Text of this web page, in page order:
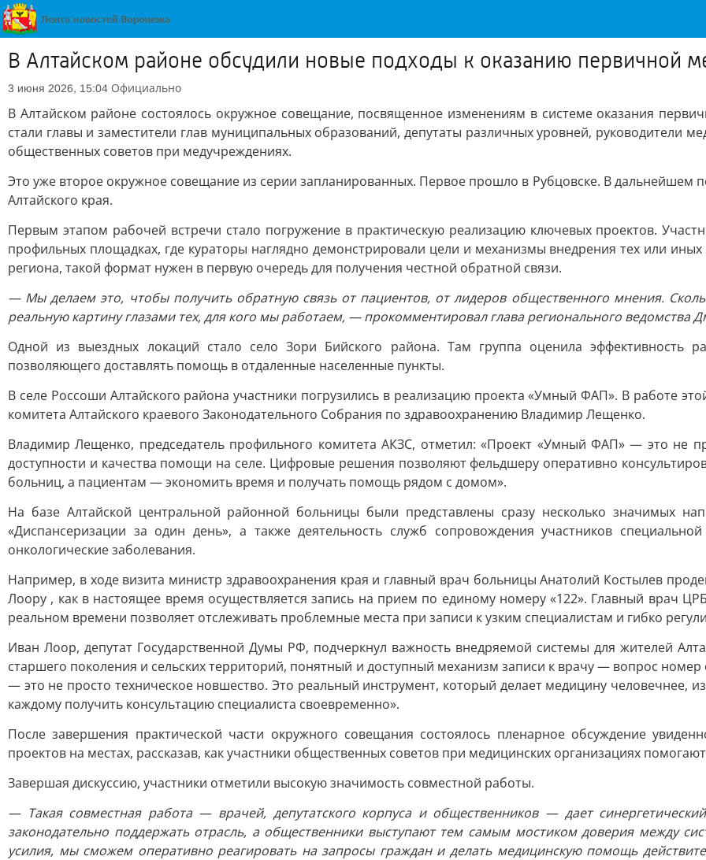
В Алтайском районе обсудили новые подходы к оказанию первичной
3 июня 2026, 15:04 Официально
В Алтайском районе состоялось окружное совещание, посвященное изменениям в системе оказания
стали главы и заместители глав муниципальных образований, депутаты различных уровней, руководители
общественных советов при медучреждениях.
Это уже второе окружное совещание из серии запланированных. Первое прошло в Рубцовске. В дальнейшем
Алтайского края.
Первым этапом рабочей встречи стало погружение в практическую реализацию ключевых проектов.
профильных площадках, где кураторы наглядно демонстрировали цели и механизмы внедрения тех или
региона, такой формат нужен в первую очередь для получения честной обратной связи.
— Мы делаем это, чтобы получить обратную связь от пациентов, от лидеров общественного мнения.
реальную картину глазами тех, для кого мы работаем, — прокомментировал глава регионального ведомства
Одной из выездных локаций стало село Зори Бийского района. Там группа оценила эффективность
позволяющего доставлять помощь в отдаленные населенные пункты.
В селе Россоши Алтайского района участники погрузились в реализацию проекта «Умный ФАП». В работе
комитета Алтайского краевого Законодательного Собрания по здравоохранению Владимир Лещенко.
Владимир Лещенко, председатель профильного комитета АКЗС, отметил: «Проект «Умный ФАП» — это не
доступности и качества помощи на селе. Цифровые решения позволяют фельдшеру оперативно
больниц, а пациентам — экономить время и получать помощь рядом с домом».
На базе Алтайской центральной районной больницы были представлены сразу несколько значимых
«Диспансеризации за один день», а также деятельность служб сопровождения участников
онкологические заболевания.
Например, в ходе визита министр здравоохранения края и главный врач больницы Анатолий Костылев
Лоору , как в настоящее время осуществляется запись на прием по единому номеру «122». Главный врач
реальном времени позволяет отслеживать проблемные места при записи к узким специалистам и гибко
Иван Лоор, депутат Государственной Думы РФ, подчеркнул важность внедряемой системы для жителей
старшего поколения и сельских территорий, понятный и доступный механизм записи к врачу — вопрос
— это не просто техническое новшество. Это реальный инструмент, который делает медицину человечнее,
каждому получить консультацию специалиста своевременно».
После завершения практической части окружного совещания состоялось пленарное обсуждение
проектов на местах, рассказав, как участники общественных советов при медицинских организациях
Завершая дискуссию, участники отметили высокую значимость совместной работы.
— Такая совместная работа — врачей, депутатского корпуса и общественников — дает
законодательно поддержать отрасль, а общественники выступают тем самым мостиком доверия между
усилия, мы сможем оперативно реагировать на запросы граждан и делать медицинскую помощь